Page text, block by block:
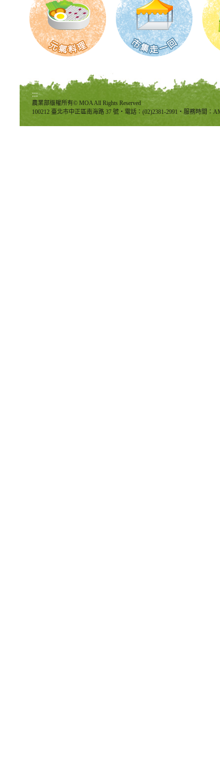
:::
農業部版權所有© MOA All Rights Reserved
100212 臺北市中正區南海路 37 號‧電話：(02)2381-2991‧服務時間：